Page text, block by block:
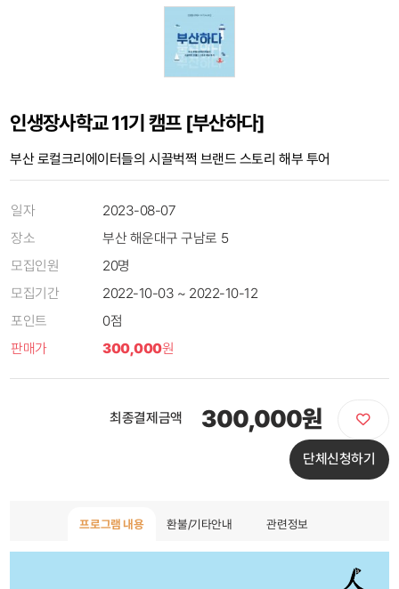
인생장사학교 11기 캠프 [부산하다]
부산 로컬크리에이터들의 시끌벅쩍 브랜드 스토리 해부 투어
일자
2023-08-07
장소
부산 해운대구 구남로 5
모집인원
20명
모집기간
2022-10-03 ~ 2022-10-12
포인트
0점
판매가
300,000원
최종결제금액 300,000원
단체신청하기
프로그램 내용 환불/기타안내 관련정보